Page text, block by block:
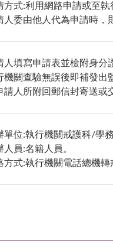
方式:利用網路申請或至
人委由他人代為申請時，
人填寫申請表並檢附身分
機關查驗無誤後即補發出
請人所附回郵信封寄送或
單位:執行機關戒護科/學
人員:名籍人員。
方式:執行機關電話總機